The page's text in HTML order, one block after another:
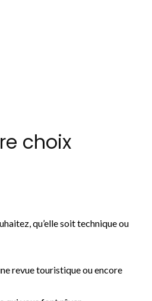
choix
qu’elle soit technique ou
revue touristique ou encore